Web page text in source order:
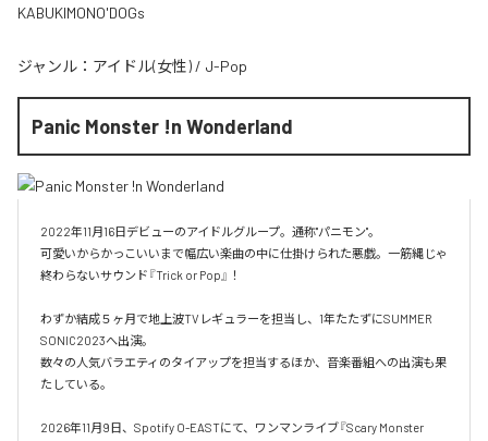
KABUKIMONO'DOGs
ジャンル： アイドル(女性) / J-Pop
Panic Monster !n Wonderland
2022年11月16日デビューのアイドルグループ。通称"パニモン"。
可愛いからかっこいいまで幅広い楽曲の中に仕掛けられた悪戯。一筋縄じゃ
終わらないサウンド『Trick or Pop』！
わずか結成５ヶ月で地上波TVレギュラーを担当し、1年たたずにSUMMER
SONIC2023へ出演。
数々の人気バラエティのタイアップを担当するほか、音楽番組への出演も果
たしている。
2026年11月9日、Spotify O-EASTにて、ワンマンライブ『Scary Monster